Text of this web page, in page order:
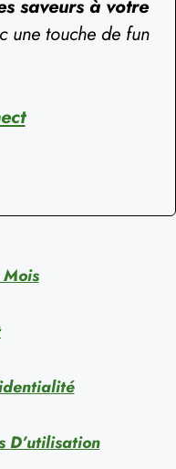
saveurs à votre
une touche de fun
D’utilisation